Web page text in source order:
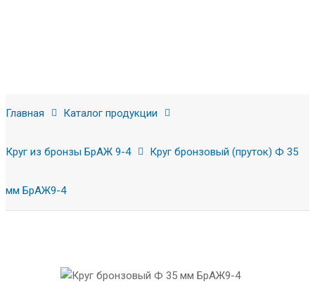
Главная Каталог продукции
Круг из бронзы БрАЖ 9-4 Круг бронзовый (пруток) Ф 35
мм БрАЖ9-4